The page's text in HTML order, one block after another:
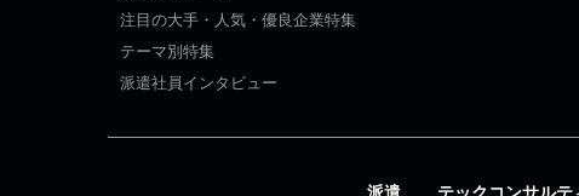
注目の大手・人気・優良企業特集
テーマ別特集
派遣社員インタビュー